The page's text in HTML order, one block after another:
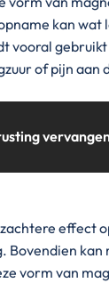
kan
vooral
of pijn aan
effect
Bovendien
vorm van